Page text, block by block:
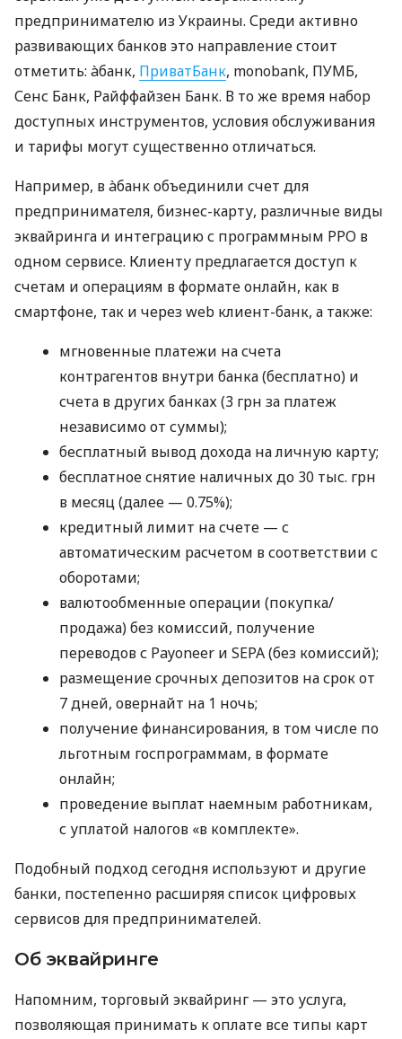
предпринимателю из Украины. Среди активно
развивающих банков это направление стоит
отметить: àбанк, ПриватБанк, monobank, ПУМБ,
Сенс Банк, Райффайзен Банк. В то же время набор
доступных инструментов, условия обслуживания
и тарифы могут существенно отличаться.
Например, в àбанк объединили счет для
предпринимателя, бизнес-карту, различные виды
эквайринга и интеграцию с программным РРО в
одном сервисе. Клиенту предлагается доступ к
счетам и операциям в формате онлайн, как в
смартфоне, так и через web клиент-банк, а также:
мгновенные платежи на счета
контрагентов внутри банка (бесплатно) и
счета в других банках (3 грн за платеж
независимо от суммы);
бесплатный вывод дохода на личную карту;
бесплатное снятие наличных до 30 тыс. грн
в месяц (далее — 0.75%);
кредитный лимит на счете — с
автоматическим расчетом в соответствии с
оборотами;
валютообменные операции (покупка/
продажа) без комиссий, получение
переводов с Payoneer и SEPA (без комиссий);
размещение срочных депозитов на срок от
7 дней, овернайт на 1 ночь;
получение финансирования, в том числе по
льготным госпрограммам, в формате
онлайн;
проведение выплат наемным работникам,
с уплатой налогов «в комплекте».
Подобный подход сегодня используют и другие
банки, постепенно расширяя список цифровых
сервисов для предпринимателей.
Об эквайринге
Напомним, торговый эквайринг — это услуга,
позволяющая принимать к оплате все типы карт